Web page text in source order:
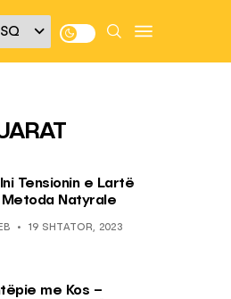
Tensionin e Lartë
Metoda Natyrale
19 SHTATOR, 2023
me Kos –